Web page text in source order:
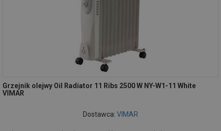
Grzejnik olejwy Oil Radiator 11 Ribs 2500 W NY-W1-11 White
VIMAR
Dostawca: VIMAR